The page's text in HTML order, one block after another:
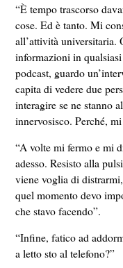
“È tempo trascorso
cose. Ed è tanto. Mi
all’attività universitaria.
informazioni in
podcast, guardo
capita di vedere due
interagire se ne stanno
innervosisco. Perché,
“A volte mi fermo e mi
adesso. Resisto alla
viene voglia di
quel momento devo
che stavo facendo”.
“Infine, fatico ad
a letto sto al telefono?”